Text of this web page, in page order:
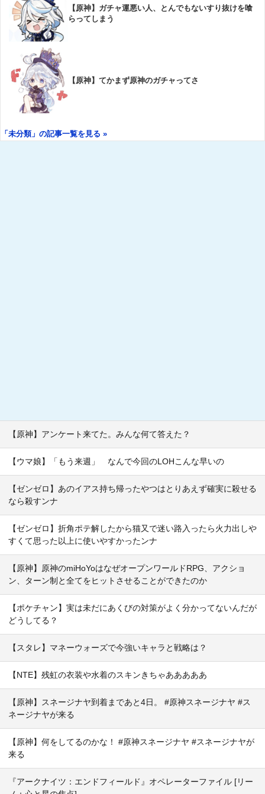
【原神】ガチャ運悪い人、とんでもないすり抜けを喰
らってしまう
【原神】てかまず原神のガチャってさ
「未分類」の記事一覧を見る »
【原神】アンケート来てた。みんな何て答えた？
【ウマ娘】「もう来週」 なんで今回のLOHこんな早いの
【ゼンゼロ】あのイアス持ち帰ったやつはとりあえず確実に殺せる
なら殺すンナ
【ゼンゼロ】折角ポテ解したから猫又で迷い路入ったら火力出しや
すくて思った以上に使いやすかったンナ
【原神】原神のmiHoYoはなぜオープンワールドRPG、アクショ
ン、ターン制と全てをヒットさせることができたのか
【ポケチャン】実は未だにあくびの対策がよく分かってないんだが
どうしてる？
【スタレ】マネーウォーズで今強いキャラと戦略は？
【NTE】残虹の衣装や水着のスキンきちゃあああああ
【原神】スネージナヤ到着まであと4日。 #原神スネージナヤ #ス
ネージナヤが来る
【原神】何をしてるのかな！ #原神スネージナヤ #スネージナヤが
来る
『アークナイツ：エンドフィールド』オペレーターファイル [リー